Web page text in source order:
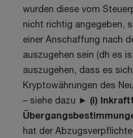
wurden diese vom
nicht richtig angegeben,
einer Anschaffung nach
auszugehen sein (dh es
auszugehen, dass es
Kryptowährungen des
– siehe dazu ► (i)
hat der